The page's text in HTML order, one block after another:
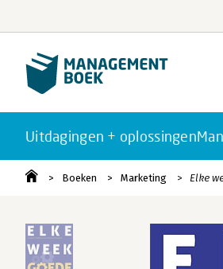
Uitdagingen + oplossingen
Boeken Marketing Elke